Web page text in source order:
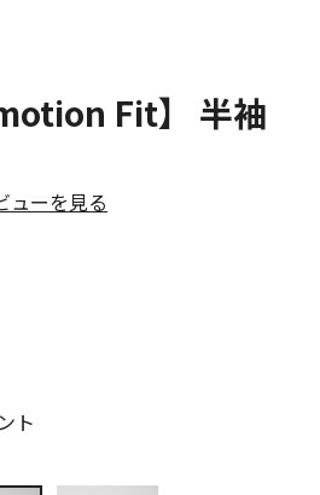
Fit】 半袖
ューを見る
ト